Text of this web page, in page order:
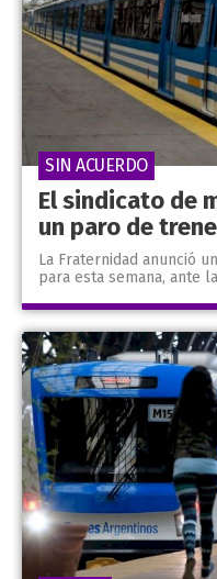
El sindicato de
un paro de
La Fraternidad anunció
para esta semana, ante
SIN ACUERDO